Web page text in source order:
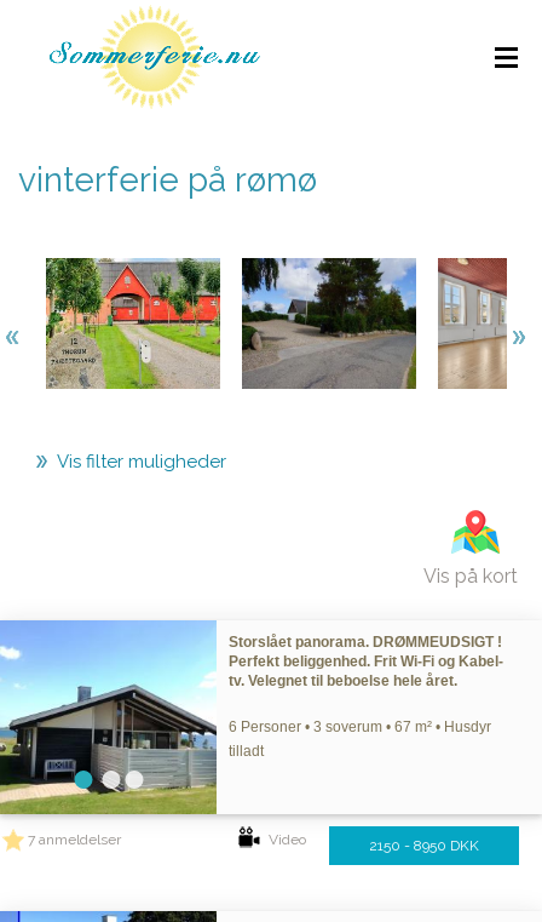
vinterferie på rømø
Vis filter muligheder
Vis på kort
Storslået panorama. DRØMMEUDSIGT !
Perfekt beliggenhed. Frit Wi-Fi og Kabel-
tv. Velegnet til beboelse hele året.
6 Personer • 3 soverum • 67 m² • Husdyr
tilladt
7 anmeldelser Video 2150 - 8950 DKK